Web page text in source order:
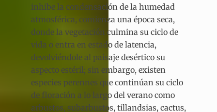
inhibe la condensación de la humedad
atmosférica, comienza una época seca,
donde la vegetación culmina su ciclo de
vida o entra en estado de latencia,
devolviéndole al paisaje desértico su
aspecto estéril; sin embargo, existen
especies perennes que continúan su ciclo
de floración a lo largo del verano como
arbustos, subarbustos, tillandsias, cactus,